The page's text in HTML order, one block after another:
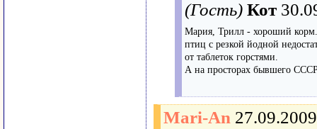
(Гость) Кот
Мария, Трилл - хороший
птиц с резкой йодной
от таблеток горстями.
А на просторах бывшего
Mari-An